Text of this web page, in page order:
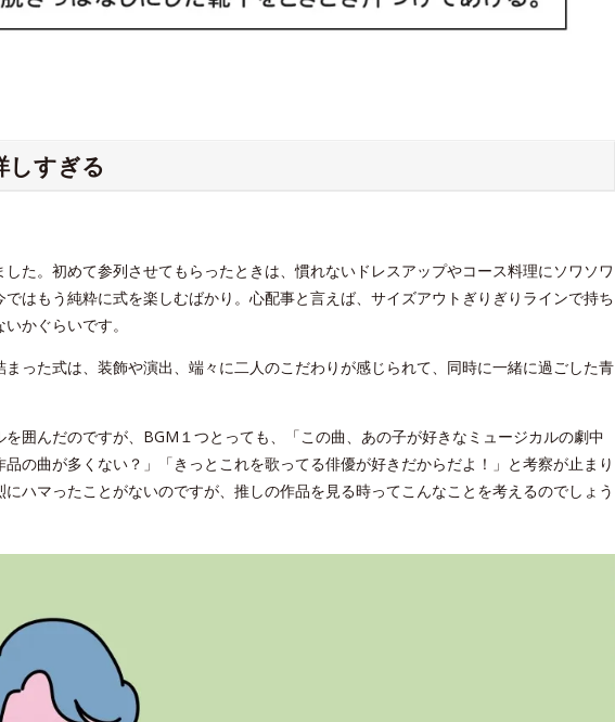
しすぎる
た。初めて参列させてもらったときは、慣れないドレスアップやコース料理にソワソワ
はもう純粋に式を楽しむばかり。心配事と言えば、サイズアウトぎりぎりラインで持ち
かぐらいです。
った式は、装飾や演出、端々に二人のこだわりが感じられて、同時に一緒に過ごした青
囲んだのですが、BGM１つとっても、「この曲、あの子が好きなミュージカルの劇中
の曲が多くない？」「きっとこれを歌ってる俳優が好きだからだよ！」と考察が止まり
ハマったことがないのですが、推しの作品を見る時ってこんなことを考えるのでしょう